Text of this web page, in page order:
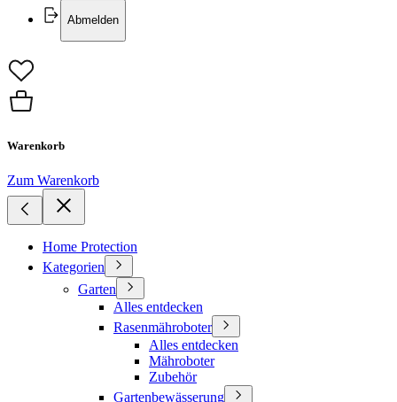
Abmelden
Warenkorb
Zum Warenkorb
Home Protection
Kategorien
Garten
Alles entdecken
Rasenmähroboter
Alles entdecken
Mähroboter
Zubehör
Gartenbewässerung